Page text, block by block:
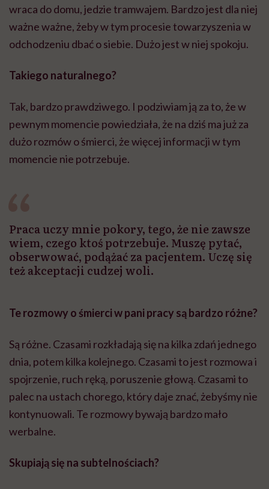
wraca do domu, jedzie tramwajem. Bardzo jest dla niej
ważne ważne, żeby w tym procesie towarzyszenia w
odchodzeniu dbać o siebie. Dużo jest w niej spokoju.
Takiego naturalnego?
Tak, bardzo prawdziwego. I podziwiam ją za to, że w
pewnym momencie powiedziała, że na dziś ma już za
dużo rozmów o śmierci, że więcej informacji w tym
momencie nie potrzebuje.
Praca uczy mnie pokory, tego, że nie zawsze
wiem, czego ktoś potrzebuje. Muszę pytać,
obserwować, podążać za pacjentem. Uczę się
też akceptacji cudzej woli.
Te rozmowy o śmierci w pani pracy są bardzo różne?
Są różne. Czasami rozkładają się na kilka zdań jednego
dnia, potem kilka kolejnego. Czasami to jest rozmowa i
spojrzenie, ruch ręką, poruszenie głową. Czasami to
palec na ustach chorego, który daje znać, żebyśmy nie
kontynuowali. Te rozmowy bywają bardzo mało
werbalne.
Skupiają się na subtelnościach?